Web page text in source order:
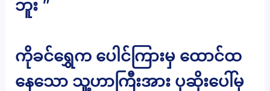
ဘူး ”
ကိုခင်ရွှေက ပေါင်ကြားမှ ထောင်ထ
နေသော သူ့ဟာကြီးအား ပုဆိုးပေါ်မှ